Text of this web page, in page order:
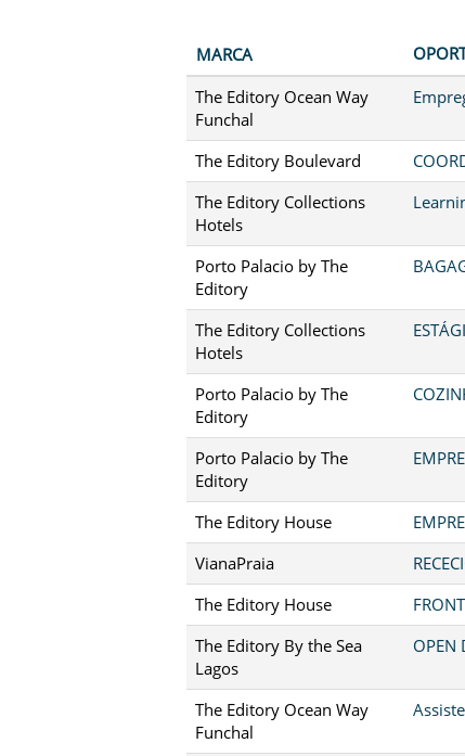
MARCA
The Editory Ocean Way
Funchal
The Editory Boulevard
The Editory Collections
Hotels
Porto Palacio by The
Editory
The Editory Collections
Hotels
Porto Palacio by The
Editory
Porto Palacio by The
Editory
The Editory House
VianaPraia
The Editory House
The Editory By the Sea
Lagos
OPEN
The Editory Ocean Way
Funchal